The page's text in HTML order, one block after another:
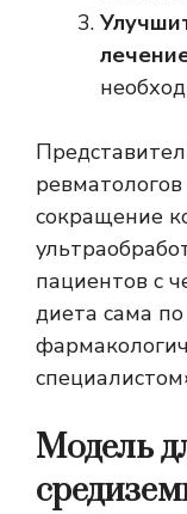
ревматологов
сокращение
пациентов с
диета сама
Модель